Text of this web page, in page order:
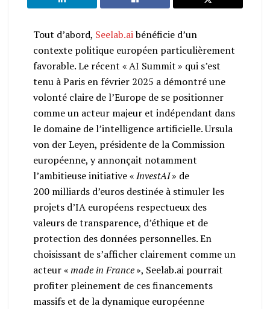
Tout d’abord, Seelab.aibénéficie d’un
contexte politique européen particulièrement
favorable. Le récent « AI Summit » qui s’est
tenu à Paris en février 2025 a démontré une
volonté claire de l’Europe de se positionner
comme un acteur majeur et indépendant dans
le domaine de l’intelligence artificielle. Ursula
von der Leyen, présidente de la Commission
européenne, y annonçait notamment
l’ambitieuse initiative «InvestAI» de
200 milliards d’euros destinée à stimuler les
projets d’IA européens respectueux des
valeurs de transparence, d’éthique et de
protection des données personnelles. En
choisissant de s’afficher clairement comme un
acteur «made in France», Seelab.ai pourrait
profiter pleinement de ces financements
massifs et de la dynamique européenne